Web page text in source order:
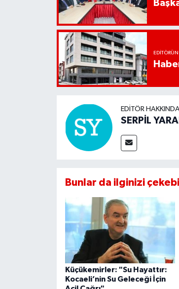
EDITÖRÜN
EDITÖR
SERPİL
Bunlar da ilginizi
Küçükemirler: "Su Hayattır:
Kocaeli’nin Su Geleceği İçin